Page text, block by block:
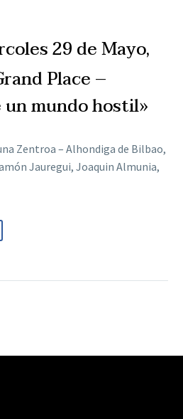
29 de Mayo,
Place –
un mundo hostil»
Zentroa – Alhondiga de Bilbao,
Jauregui, Joaquin Almunia,